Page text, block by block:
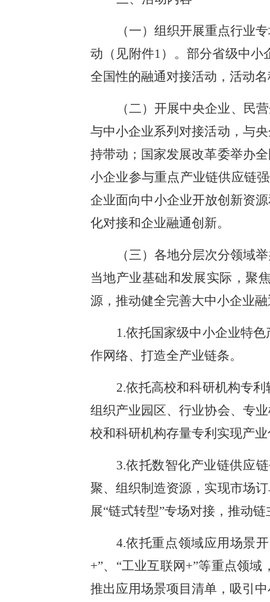
（一）组织开展重点行业
动（见附件1）。部分省级中
全国性的融通对接活动，活动
（二）开展中央企业、民
与中小企业系列对接活动，与
持带动；国家发展改革委举办
小企业参与重点产业链供应链
企业面向中小企业开放创新资
化对接和企业融通创新。
（三）各地分层次分领域
当地产业基础和发展实际，聚
源，推动健全完善大中小企业
1.依托国家级中小企业特
作网络、打造全产业链条。
2.依托高校和科研机构专
组织产业园区、行业协会、专
校和科研机构存量专利实现产
3.依托数智化产业链供应
聚、组织制造资源，实现市场
展“链式转型”专场对接，推动
4.依托重点领域应用场景
+”、“工业互联网+”等重点领
推出应用场景项目清单，吸引